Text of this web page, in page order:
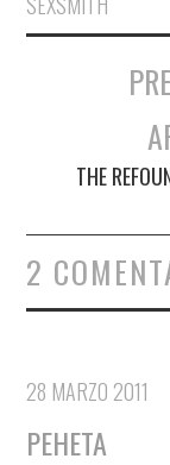
THE
2
28 MARZO 2011
PEHETA